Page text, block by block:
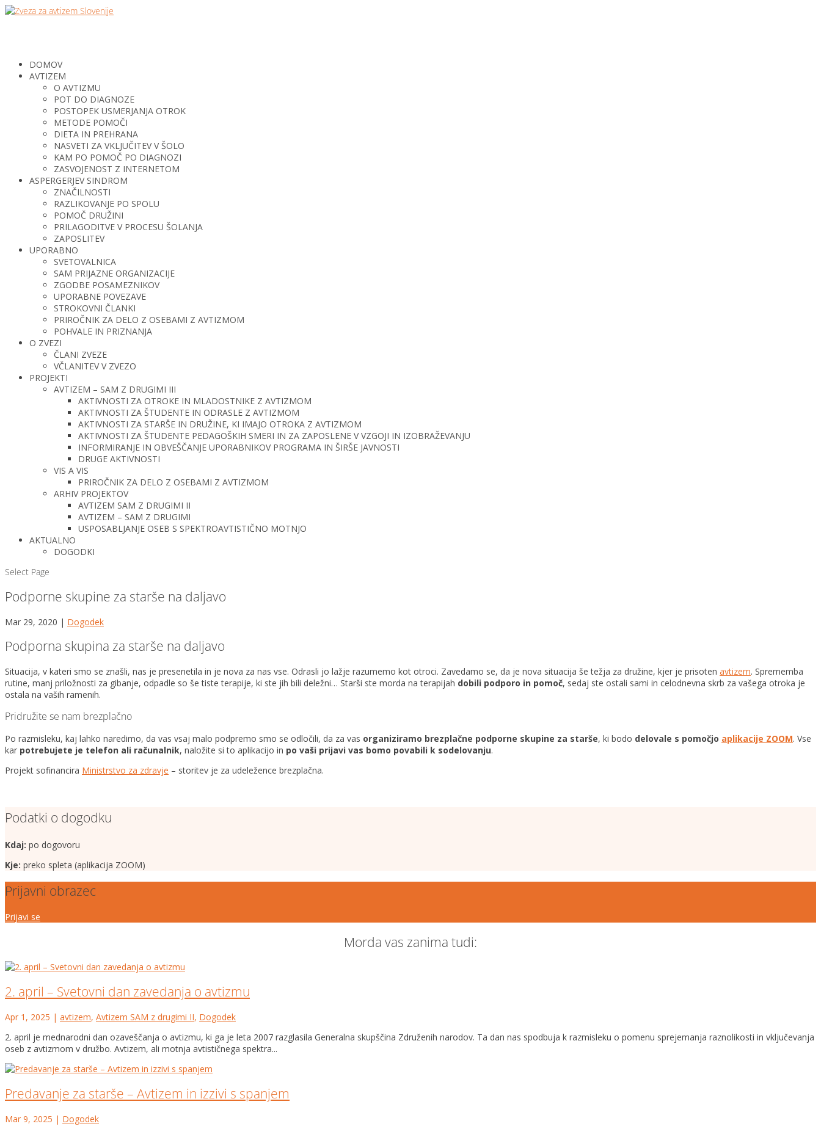
DOMOV
AVTIZEM
O AVTIZMU
POT DO DIAGNOZE
POSTOPEK USMERJANJA OTROK
METODE POMOČI
DIETA IN PREHRANA
NASVETI ZA VKLJUČITEV V ŠOLO
KAM PO POMOČ PO DIAGNOZI
ZASVOJENOST Z INTERNETOM
ASPERGERJEV SINDROM
ZNAČILNOSTI
RAZLIKOVANJE PO SPOLU
POMOČ DRUŽINI
PRILAGODITVE V PROCESU ŠOLANJA
ZAPOSLITEV
UPORABNO
SVETOVALNICA
SAM PRIJAZNE ORGANIZACIJE
ZGODBE POSAMEZNIKOV
UPORABNE POVEZAVE
STROKOVNI ČLANKI
PRIROČNIK ZA DELO Z OSEBAMI Z AVTIZMOM
POHVALE IN PRIZNANJA
O ZVEZI
ČLANI ZVEZE
VČLANITEV V ZVEZO
PROJEKTI
AVTIZEM – SAM Z DRUGIMI III
AKTIVNOSTI ZA OTROKE IN MLADOSTNIKE Z AVTIZMOM
AKTIVNOSTI ZA ŠTUDENTE IN ODRASLE Z AVTIZMOM
AKTIVNOSTI ZA STARŠE IN DRUŽINE, KI IMAJO OTROKA Z AVTIZMOM
AKTIVNOSTI ZA ŠTUDENTE PEDAGOŠKIH SMERI IN ZA ZAPOSLENE V VZGOJI IN IZOBRAŽEVANJU
INFORMIRANJE IN OBVEŠČANJE UPORABNIKOV PROGRAMA IN ŠIRŠE JAVNOSTI
DRUGE AKTIVNOSTI
VIS A VIS
PRIROČNIK ZA DELO Z OSEBAMI Z AVTIZMOM
ARHIV PROJEKTOV
AVTIZEM SAM Z DRUGIMI II
AVTIZEM – SAM Z DRUGIMI
USPOSABLJANJE OSEB S SPEKTROAVTISTIČNO MOTNJO
AKTUALNO
DOGODKI
Select Page
Podporne skupine za starše na daljavo
Mar 29, 2020 | Dogodek
Podporna skupina za starše na daljavo
Situacija, v kateri smo se znašli, nas je presenetila in je nova za nas vse. Odrasli jo lažje razumemo kot otroci. Zavedamo se, da je nova situacija še težja za družine, kjer je prisoten avtizem. Sprememba
rutine, manj priložnosti za gibanje, odpadle so še tiste terapije, ki ste jih bili deležni… Starši ste morda na terapijah dobili podporo in pomoč, sedaj ste ostali sami in celodnevna skrb za vašega otroka je
ostala na vaših ramenih.
Pridružite se nam brezplačno
Po razmisleku, kaj lahko naredimo, da vas vsaj malo podpremo smo se odločili, da za vas organiziramo brezplačne podporne skupine za starše, ki bodo delovale s pomočjo aplikacije ZOOM. Vse
kar potrebujete je telefon ali računalnik, naložite si to aplikacijo in po vaši prijavi vas bomo povabili k sodelovanju.
Projekt sofinancira Ministrstvo za zdravje – storitev je za udeležence brezplačna.
Podatki o dogodku
Kdaj: po dogovoru
Kje: preko spleta (aplikacija ZOOM)
Prijavni obrazec
Prijavi se
Morda vas zanima tudi:
2. april – Svetovni dan zavedanja o avtizmu
Apr 1, 2025 | avtizem, Avtizem SAM z drugimi II, Dogodek
2. april je mednarodni dan ozaveščanja o avtizmu, ki ga je leta 2007 razglasila Generalna skupščina Združenih narodov. Ta dan nas spodbuja k razmisleku o pomenu sprejemanja raznolikosti in vključevanja
oseb z avtizmom v družbo. Avtizem, ali motnja avtističnega spektra...
Predavanje za starše – Avtizem in izzivi s spanjem
Mar 9, 2025 | Dogodek